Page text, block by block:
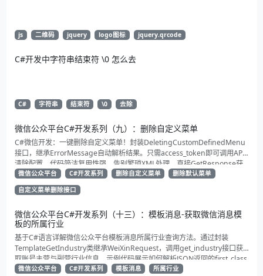
js 二维码 jquery logo图标 jquery.qrcode
C#开发中字符串结束符 \0 怎么去
C# 字符串 结束符 \0 去除
微信公众平台C#开发系列（九）：删除自定义菜单
C#微信开发：一键删除自定义菜单！封装DeletingCustomDefinedMenu
接口，继承ErrorMessage自动解析结果。只需access_token即可调用API
清除配置。代码简洁复用性强，告别繁琐XML处理，直接GetResponse获
取状态。适合动态管理公众号的开发者，建议收藏备用！
微信公众平台 C#开发系列 删除自定义菜单
删除默认菜单
自定义菜单删除接口
微信公众平台C#开发系列（十三）：模板消息-获取微信消息模
板的所属行业
基于C#语言详解微信公众平台模板消息所属行业查询方法。通过封装
TemplateGetIndustry类继承WeiXinRequest，调用get_industry接口获
取账号主营与副营行业信息。示例代码展示如何解析JSON返回的first_class
与second_class数据，为开发者提供合规通知场景开发支持
微信公众平台 C#开发系列 模板消息 所属行业